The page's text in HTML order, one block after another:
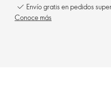
Envío gratis en pedidos
Conoce más